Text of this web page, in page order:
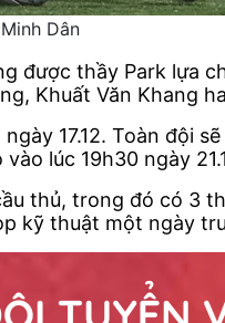
Dân
được thầy Park lựa
Khuất Văn Khang
17.12. Toàn đội
lúc 19h30 ngày
thủ, trong đó có 3
kỹ thuật một ngày